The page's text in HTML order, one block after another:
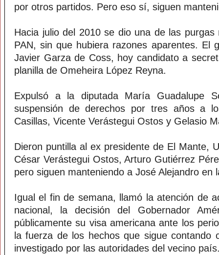
por otros partidos. Pero eso sí, siguen
Hacia julio del 2010 se dio una de las
PAN, sin que hubiera razones aparentes. El
Javier Garza de Coss, hoy candidato a
planilla de Omeheira López Reyna.
Expulsó a la diputada María Guadalupe
suspensión de derechos por tres años a
Casillas, Vicente Verástegui Ostos y Gelasio
Dieron puntilla al ex presidente de El Mante,
César Verástegui Ostos, Arturo Gutiérrez
pero siguen manteniendo a José Alejandro en
Igual el fin de semana, llamó la atención de
nacional, la decisión del Gobernador
públicamente su visa americana ante los
la fuerza de los hechos que sigue contando
investigado por las autoridades del vecino